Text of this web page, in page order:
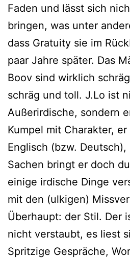
Faden und lässt sich
brin­gen, was unter
dass Gratuity sie im
paar Jahre spä­ter. Das
Boov sind wirk­lich
schräg und toll. J.Lo ist
Außerirdische, son­dern
Kumpel mit Charakter,
Englisch (bzw. Deutsch),
Sachen bringt er doch
eini­ge irdi­sche Dinge
mit den (ulki­gen)
Überhaupt: der Stil. Der
nicht ver­staubt, es liest
Spritzige Gespräche,